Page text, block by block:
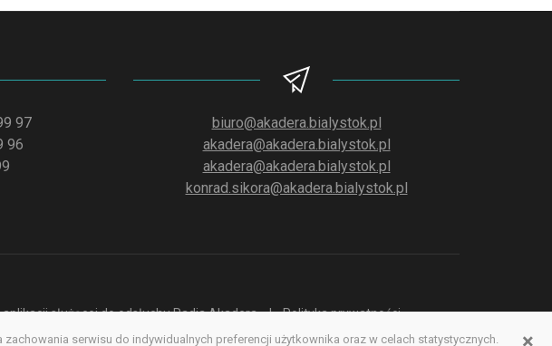
97
96
biuro@akadera.bialystok.pl
akadera@akadera.bialystok.pl
akadera@akadera.bialystok.pl
konrad.sikora@akadera.bialystok.pl
służącej do odsłuchu Radia Akadera
Polityka prywatności
Poprzednia wersja serwisu www
serwisu do indywidualnych preferencji użytkownika oraz w celach statystycznych.